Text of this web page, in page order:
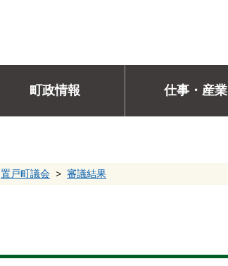
町政情報 仕事・産業
置戸町議会 審議結果